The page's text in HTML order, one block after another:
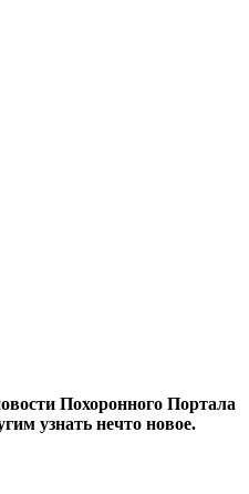
Похоронного Портала
узнать нечто новое.